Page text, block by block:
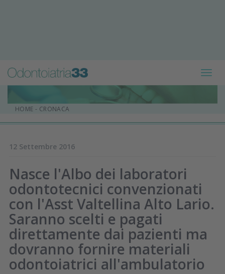
HOME - CRONACA
12 Settembre 2016
Nasce l'Albo dei laboratori
odontotecnici convenzionati
con l'Asst Valtellina Alto Lario.
Saranno scelti e pagati
direttamente dai pazienti ma
dovranno fornire materiali
odontoiatrici all'ambulatorio